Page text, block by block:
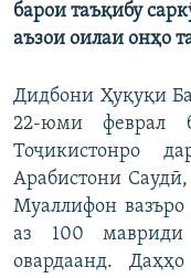
Ҳамаи сомонаҳои
барои таъқибу
аъзои оилаи онҳо
Дидбони Ҳуқуқи
22-юми феврал
Тоҷикистонро
Арабистони
Муаллифон
аз 100 мавриди
овардаанд.